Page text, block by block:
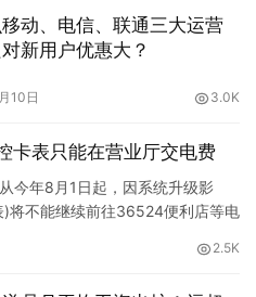
动、电信、联通三大运营
新用户优惠大？
10日 3.0K
卡表只能在营业厅交电费
今年8月1日起，因系统升级影
将不能继续前往36524便利店等电
2.5K